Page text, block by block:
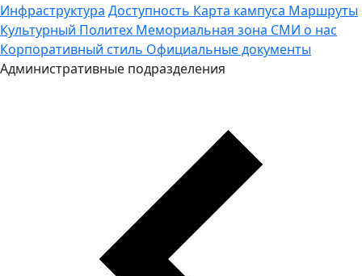
Инфраструктура Доступность Карта кампуса Маршруты
Культурный Политех Мемориальная зона СМИ о нас
Корпоративный стиль Официальные документы
Административные подразделения